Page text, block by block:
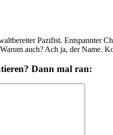
Pazifist. Entspannter
auch? Ach ja, der Name.
Dann mal ran: